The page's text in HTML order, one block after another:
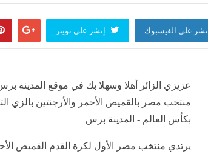
إنشر على الفيسبوك إنشر على تويتر
عزيزي الزائر أهلا وسهلا بك في موقع المدينة
بكأس العالم - المدينة برس
يرتدي منتخب مصر الأول لكرة القدم القميص